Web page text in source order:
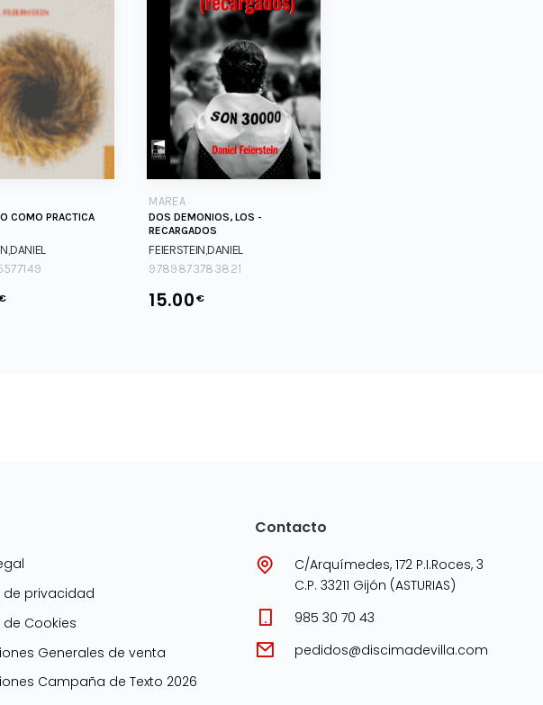
COMO PRACTICA
MAREA
DOS DEMONIOS, LOS -
RECARGADOS
FEIERSTEIN,DANIEL
9789873783821
15.00€
de privacidad
Cookies
Generales de venta
Campaña de Texto 2026
Contacto
C/Arquímedes, 172 P.I.Roces, 3
C.P. 33211 Gijón (ASTURIAS)
985 30 70 43
pedidos@discimadevilla.com